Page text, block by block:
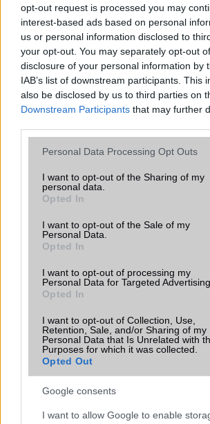
opt-out request is processed you may
interest-based ads based on personal
us or personal information disclosed to
your opt-out. You may separately opt-out
disclosure of your personal information by
IAB’s list of downstream participants. This
also be disclosed by us to third parties on
Downstream Participants that may further
Please note that this website/app uses one
not limited to your visit or usage behaviour.
grant or deny consent to Google and its
use your data for below specified purposes
consent section.
Personal Data Processing Opt Outs
I want to opt-out of the Sharing of my
personal data.
Opted In
I want to opt-out of the Sale of my
Personal Data.
Opted In
I want to opt-out of processing my
Personal Data for Targeted Advertising.
Opted In
I want to opt-out of Collection, Use,
Retention, Sale, and/or Sharing of my
Personal Data that Is Unrelated with
Purposes for which it was collected.
Opted Out
Google consents
I want to allow Google to enable
Típus Li-Polimer
Készenléti idő h /
Cserélhetőség
Az akkumulátor nem
vehetõ ki!
Gyorstöltés
Gyorstöltésre alkalmas
ALKALMAZÁSOK ÉS ÉRZÉKELŐK
Java Nincs
/
olvasó
SNS integráció
Organizer alap szolgáltatás
T9 szótár
alkalmazás független
szótár
Office alkalmazások
DV = Document viewer
(Word, Excel, PowerPoint,